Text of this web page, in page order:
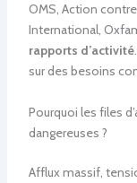
OMS, Action
International,
rapports d’activité
sur des besoins
Pourquoi les files
dangereuses ?
Afflux massif,